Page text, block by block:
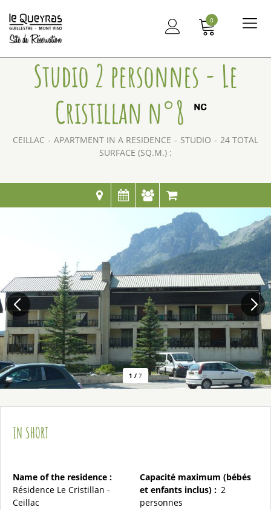
0
Studio 2 personnes - Le
Cristillan n°8
CEILLAC APARTMENT IN A RESIDENCE STUDIO 24 TOTAL
SURFACE (SQ.M.) :
1 / 7
IN SHORT
Name of the residence :
Résidence Le Cristillan -
Ceillac
Capacité maximum (bébés
et enfants inclus) : 2
personnes